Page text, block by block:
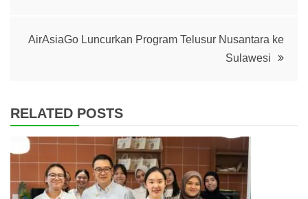
AirAsiaGo Luncurkan Program Telusur Nusantara ke
Sulawesi
RELATED POSTS